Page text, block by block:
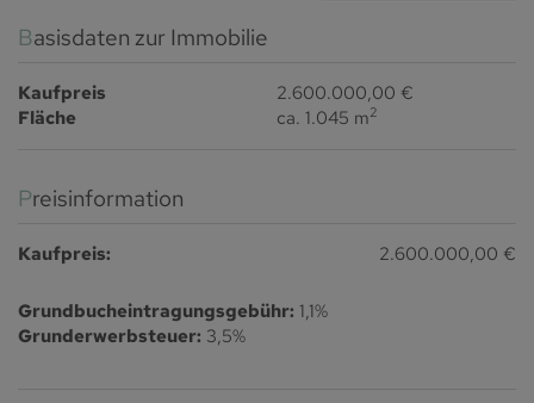
Basisdaten zur Immobilie
Kaufpreis
2.600.000,00 €
Fläche
ca. 1.045 m2
Preisinformation
Kaufpreis: 2.600.000,00 €
Grundbucheintragungsgebühr: 1,1%
Grunderwerbsteuer: 3,5%